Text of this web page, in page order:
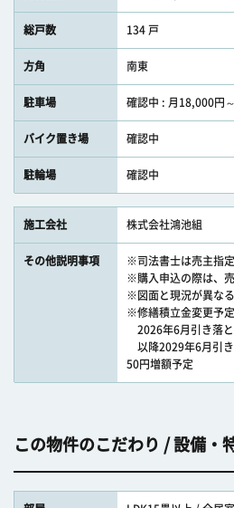
総戸数 134 戸
方角 南東
駐車場 確認中 : 月18,000円
バイク置き場 確認中
駐輪場 確認中
施工会社 株式会社鴻池組
その他説明事項
※司法書士は売主指定
※購入申込の際は、
※図面と現況が異な
※修繕積立金変更予
2026年6月引き落
以降2029年6月引き
50円増額予定
この物件のこだわり / 設備・